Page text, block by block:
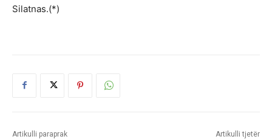
Silatnas.(*)
Artikulli paraprak Artikulli tjetër